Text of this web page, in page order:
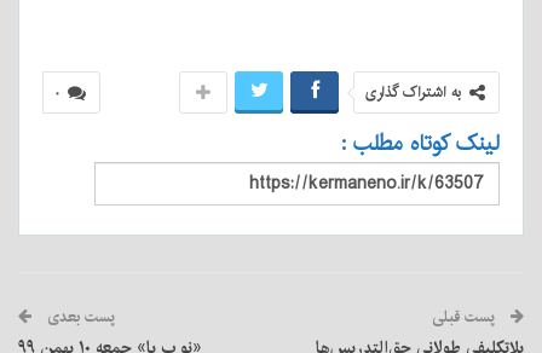
۰ به اشتراک گذاری
لینک کوتاه مطلب :
پست قبلی پست بعدی